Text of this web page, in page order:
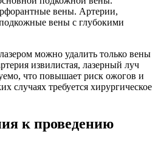
вены. Артерии,
вены с глубокими
можно удалить только вены
извилистая, лазерный луч
что повышает риск ожогов и
случаях требуется хирургическое
к проведению